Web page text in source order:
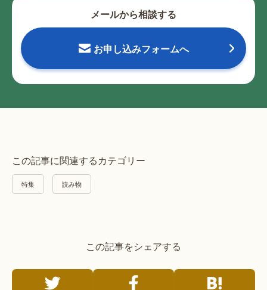
メールから相談する
お申し込みフォームへ
この記事に関連するカテゴリー
特集 読み物
この記事をシェアする